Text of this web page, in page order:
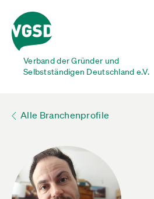
Verband der Gründer und
Selbstständigen Deutschland e.V.
Alle Branchenprofile